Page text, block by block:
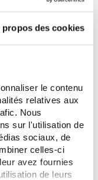
propos des cookies
le contenu
relatives aux
Nous
sur l'utilisation de
sociaux, de
celles-ci
avez fournies
de leurs
CRÈME TEINTE
SPF50+ 50ML